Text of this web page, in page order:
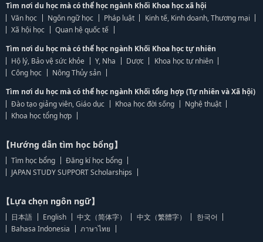
Tìm nơi du học mà có thể học ngành Khối Khoa học xã hội
Văn học
Ngôn ngữ học Pháp luật
Kinh tế, Kinh doanh, Thương mại
Xã hội học
Quan hệ quốc tế
Tìm nơi du học mà có thể học ngành Khối Khoa học tự nhiên
Hộ lý, Bảo vệ sức khỏe
Y, Nha Dược
Khoa học tự nhiên
Công học
Nông Thủy sản
Tìm nơi du học mà có thể học ngành Khối tổng hợp (Tự nhiên và Xã hội)
Đào tạo giảng viên, Giáo dục
Khoa học đời sống
Nghệ thuật
Khoa học tổng hợp
【Hướng dẫn tìm học bổng】
Tìm học bổng
Đăng kí học bổng
JAPAN STUDY SUPPORT Scholarships
【Lựa chọn ngôn ngữ】
日本語 English 中文（简体字） 中文（繁體字）
한국어
Bahasa Indonesia
ภาษาไทย